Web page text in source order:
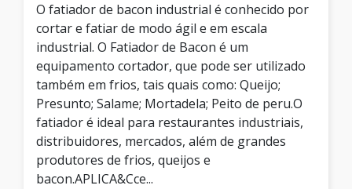
O fatiador de bacon industrial é conhecido por
cortar e fatiar de modo ágil e em escala
industrial. O Fatiador de Bacon é um
equipamento cortador, que pode ser utilizado
também em frios, tais quais como: Queijo;
Presunto; Salame; Mortadela; Peito de peru.O
fatiador é ideal para restaurantes industriais,
distribuidores, mercados, além de grandes
produtores de frios, queijos e
bacon.APLICA&Cce...